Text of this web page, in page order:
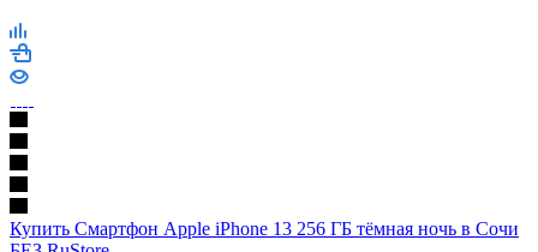
Купить Смартфон Apple iPhone 13 256 ГБ тёмная ночь в Сочи